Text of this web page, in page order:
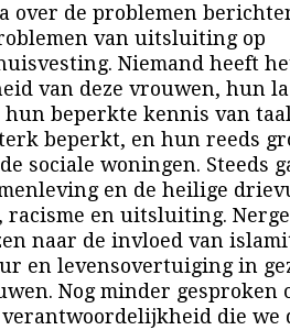
over de problemen
van uitsluiting op
Niemand heeft
van deze vrouwen, hun
beperkte kennis van
beperkt, en hun reeds
sociale woningen. Steeds
en de heilige
en uitsluiting.
naar de invloed van
en levensovertuiging in
Nog minder gesproken
die we